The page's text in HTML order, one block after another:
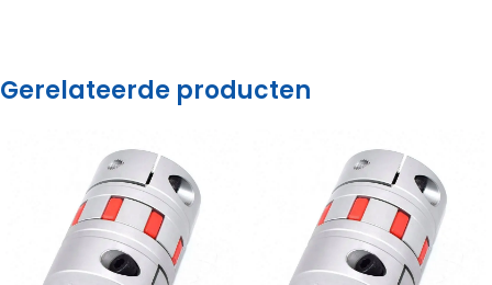
Gerelateerde producten